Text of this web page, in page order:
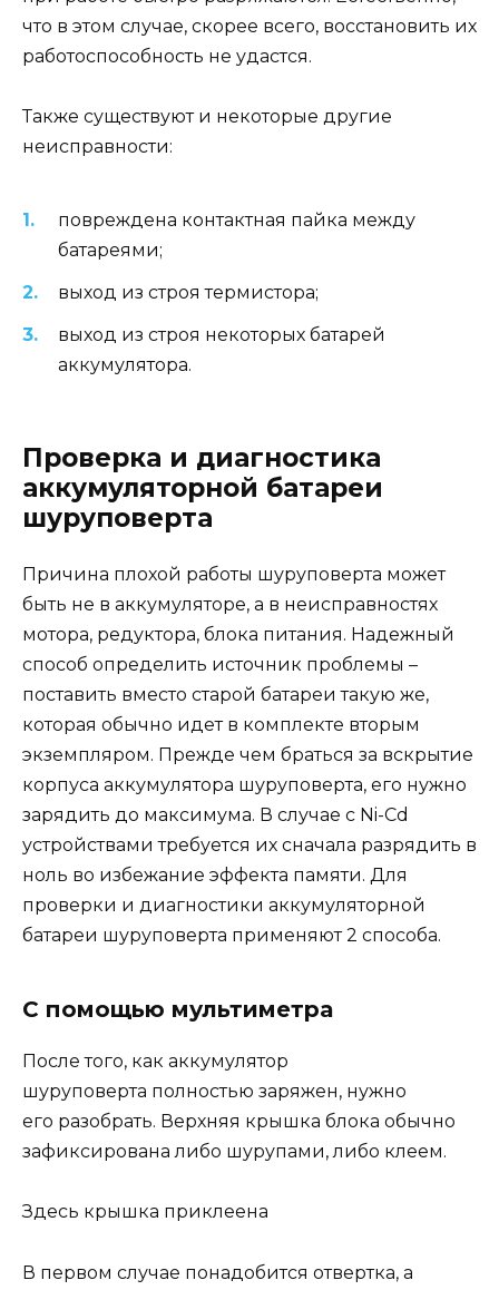
что в этом случае, скорее всего, восстановить их
работоспособность не удастся.
Также существуют и некоторые другие
неисправности:
повреждена контактная пайка между
батареями;
выход из строя термистора;
выход из строя некоторых батарей
аккумулятора.
Проверка и диагностика
аккумуляторной батареи
шуруповерта
Причина плохой работы шуруповерта может
быть не в аккумуляторе, а в неисправностях
мотора, редуктора, блока питания. Надежный
способ определить источник проблемы –
поставить вместо старой батареи такую же,
которая обычно идет в комплекте вторым
экземпляром. Прежде чем браться за вскрытие
корпуса аккумулятора шуруповерта, его нужно
зарядить до максимума. В случае с Ni-Cd
устройствами требуется их сначала разрядить в
ноль во избежание эффекта памяти. Для
проверки и диагностики аккумуляторной
батареи шуруповерта применяют 2 способа.
С помощью мультиметра
После того, как аккумулятор
шуруповерта полностью заряжен, нужно
его разобрать. Верхняя крышка блока обычно
зафиксирована либо шурупами, либо клеем.
Здесь крышка приклеена
В первом случае понадобится отвертка, а